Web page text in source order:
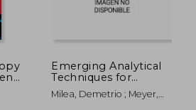
65.02
40%
Emerging Analytical
Techniques for
Chemical Speciation
Studies (en Inglés)
Milea, Demetrio ; Meyer,